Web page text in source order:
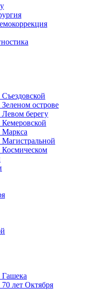
острове
берегу
лет Октября